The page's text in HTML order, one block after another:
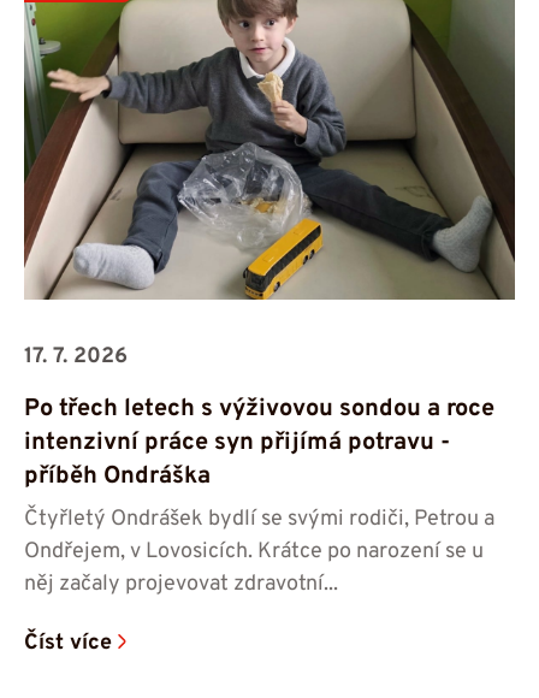
17. 7. 2026
Po třech letech s výživovou sondou a roce
intenzivní práce syn přijímá potravu -⁠⁠⁠⁠⁠⁠
příběh Ondráška
Čtyřletý Ondrášek bydlí se svými rodiči, Petrou a
Ondřejem, v Lovosicích. Krátce po narození se u
něj začaly projevovat zdravotní...
Číst více